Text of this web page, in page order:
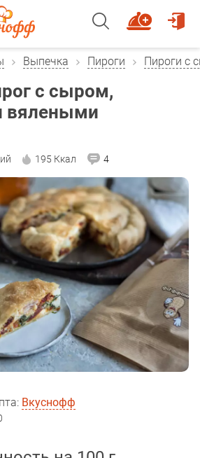
Выпечка Пироги Пироги с
с сыром,
вялеными
195 Ккал 4
Вкуснофф